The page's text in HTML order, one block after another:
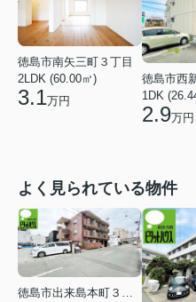
徳島市南矢三町３丁目
2LDK (60.00㎡)
3.1万円
徳島市西
1DK
2.9万円
よく見られている物件
徳島市出来島本町３丁目